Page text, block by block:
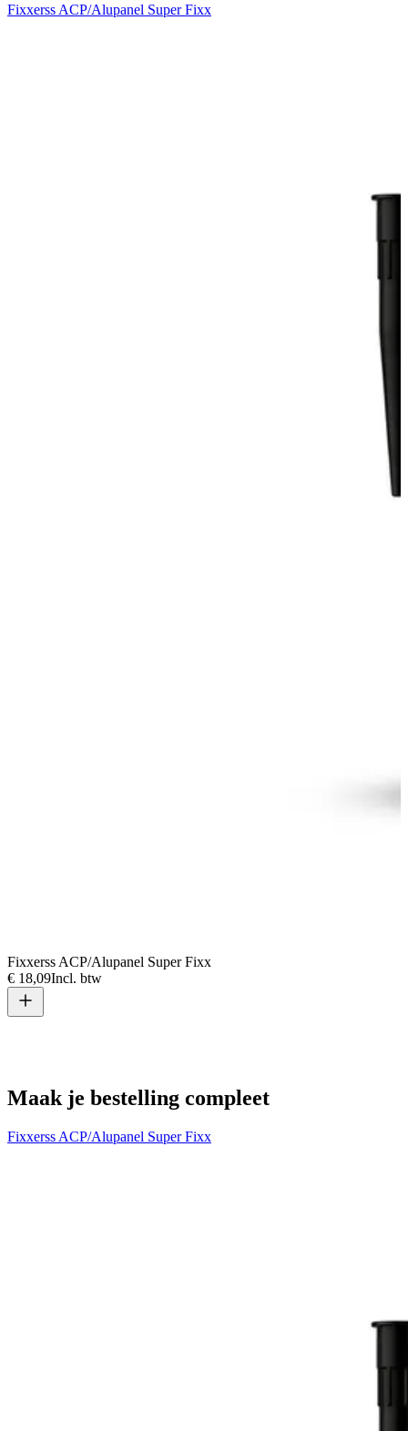
Fixxerss ACP/Alupanel Super Fixx
Fixxerss ACP/Alupanel Super Fixx
€ 18,09Incl. btw
Maak je bestelling compleet
Fixxerss ACP/Alupanel Super Fixx